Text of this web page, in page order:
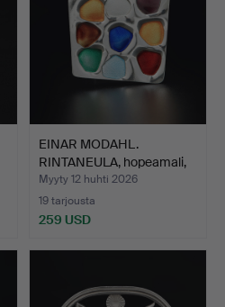
EINAR MODAHL.
RINTANEULA, hopeamali,
Norja…
Myyty 12 huhti 2026
19 tarjousta
259 USD